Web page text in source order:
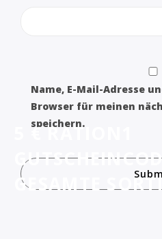
5 € RATION1
GESAMTE
Name, E-Mail-Adresse
Browser für meinen
speichern.